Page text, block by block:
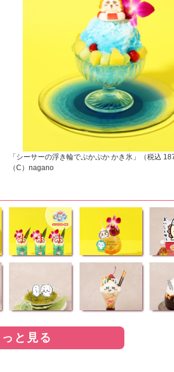
「シーサーの浮き輪でぷかぷか かき氷」（税込
（C）nagano
と見る